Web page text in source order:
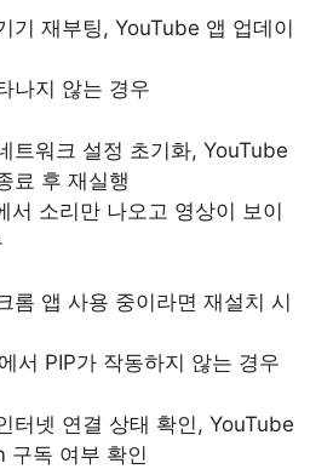
기 재부팅, YouTube 앱 업데이
나지 않는 경우
트워크 설정 초기화, YouTube
료 후 재실행
서 소리만 나오고 영상이 보이
롬 앱 사용 중이라면 재설치 시
서 PIP가 작동하지 않는 경우
터넷 연결 상태 확인, YouTube
구독 여부 확인